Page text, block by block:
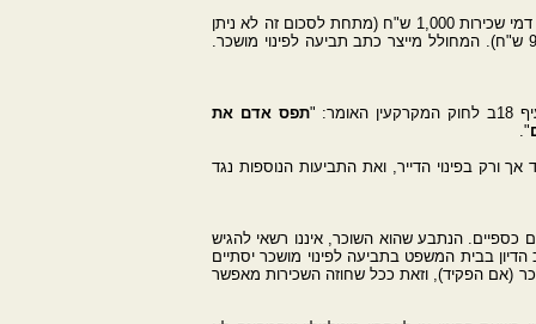
המחולל מיועד לייצוג כל בעל נכס מקרקעין שהשכיר את הנכס והשוכרים הפרו את ההסכם בכך שלא שילמו את דמי השכירות. מינימום דמי שכירות 1,000 ש"ח (מתחת לסכום זה לא ניתן
להשתמש במחולל), לכאורה אין הגבלה למקסימום דמי שכירות עבור נכס מסחרי המושכר בישראל (סכום מקסימלי לחודש 9,999,999 ש"ח). המחולל מייצר כתב תביעה לפינוי מושכר.
תפס אדם את
".
אך ורק בפינוי הדייר, ואת התביעות הנוספות נגד
כספיים. הנתבע שהוא השוכר, איננו רשאי להגיש
בבית המשפט בתביעה לפינוי מושכר יסתיים
(אם הפקיד), וזאת ככל שחוזה השכירות מאפשר